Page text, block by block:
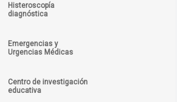
Histeroscopía
diagnóstica
Emergencias y
Urgencias Médicas
Centro de investigación
educativa